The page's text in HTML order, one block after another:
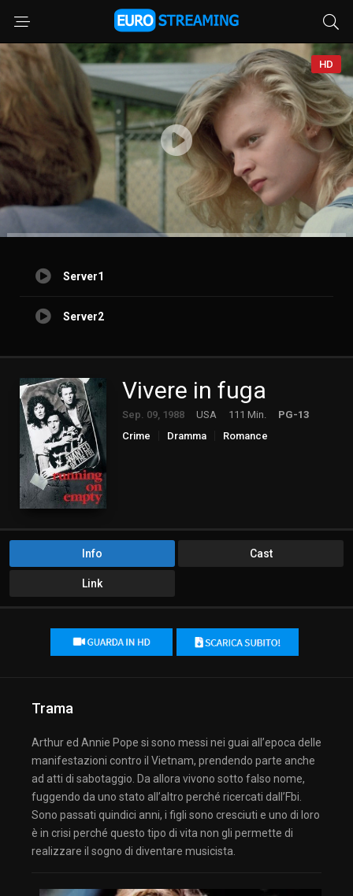
HD
Server1
Server2
Vivere in fuga
Sep. 09, 1988 USA 111 Min.
PG-13
Crime
Dramma Romance
Info Cast
Link
Trama
Arthur ed Annie Pope si sono messi nei guai all’epoca delle
manifestazioni contro il Vietnam, prendendo parte anche
ad atti di sabotaggio. Da allora vivono sotto falso nome,
fuggendo da uno stato all’altro perché ricercati dall’Fbi.
Sono passati quindici anni, i figli sono cresciuti e uno di loro
è in crisi perché questo tipo di vita non gli permette di
realizzare il sogno di diventare musicista.